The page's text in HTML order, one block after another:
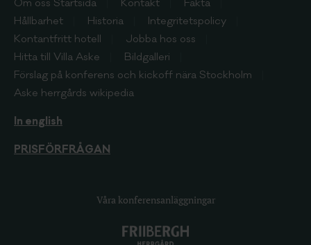
Om oss Startsida Kontakt
Fakta
Hållbarhet
Historia
Integritetspolicy
Kontantfritt hotell
Jobba hos oss
Hitta till Villa Aske
Bildgalleri
Förslag på konferens och kickoff nära Stockholm
Aske herrgårds wikipedia
In english
PRISFÖRFRÅGAN
Våra konferensanläggningar